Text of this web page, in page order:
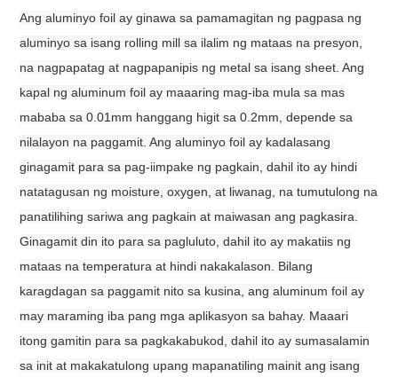
Ang aluminyo foil ay ginawa sa pamamagitan ng pagpasa ng
aluminyo sa isang rolling mill sa ilalim ng mataas na presyon,
na nagpapatag at nagpapanipis ng metal sa isang sheet. Ang
kapal ng aluminum foil ay maaaring mag-iba mula sa mas
mababa sa 0.01mm hanggang higit sa 0.2mm, depende sa
nilalayon na paggamit. Ang aluminyo foil ay kadalasang
ginagamit para sa pag-iimpake ng pagkain, dahil ito ay hindi
natatagusan ng moisture, oxygen, at liwanag, na tumutulong na
panatilihing sariwa ang pagkain at maiwasan ang pagkasira.
Ginagamit din ito para sa pagluluto, dahil ito ay makatiis ng
mataas na temperatura at hindi nakakalason. Bilang
karagdagan sa paggamit nito sa kusina, ang aluminum foil ay
may maraming iba pang mga aplikasyon sa bahay. Maaari
itong gamitin para sa pagkakabukod, dahil ito ay sumasalamin
sa init at makakatulong upang mapanatiling mainit ang isang